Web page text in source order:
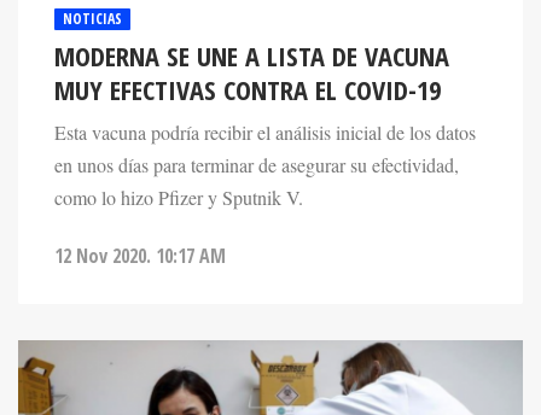
MODERNA SE UNE A LISTA DE VACUNA
MUY EFECTIVAS CONTRA EL COVID-19
Esta vacuna podría recibir el análisis inicial de los datos
en unos días para terminar de asegurar su efectividad,
como lo hizo Pfizer y Sputnik V.